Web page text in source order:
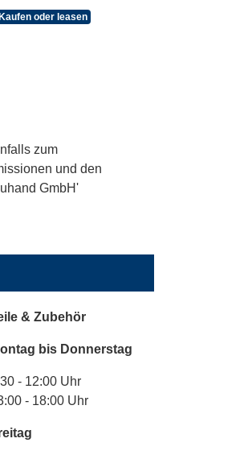
oder leasen
zum
und den
GmbH'
& Zubehör
bis Donnerstag
- 12:00 Uhr
- 18:00 Uhr